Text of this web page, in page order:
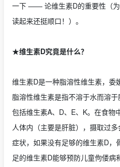
一下 —— 论维生素D的重要性（为
读起来还挺顺口！）。
★维生素D究竟是什么？
维生素D是一种脂溶性维生素，委
脂溶性维生素是指不溶于水而溶于
包括维生素A、D、E、K。在食物
人体内（主要是肝脏），摄取过
症状，如果没有足够的维生素D，
足的维生素D能够预防儿童佝偻